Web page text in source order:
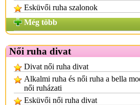
Esküvői ruha szalonok
Még több
Női ruha divat
Divat női ruha divat
Alkalmi ruha és női ruha a bella
női ruházati
Esküvői női ruha divat